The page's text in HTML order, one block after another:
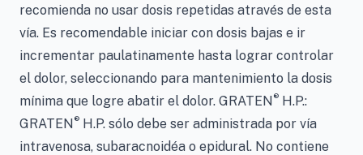
recomienda no usar dosis repetidas através de esta
vía. Es recomendable iniciar con dosis bajas e ir
incrementar paulatinamente hasta lograr controlar
el dolor, seleccionando para mantenimiento la dosis
mínima que logre abatir el dolor. GRATEN® H.P.:
GRATEN® H.P. sólo debe ser administrada por vía
intravenosa, subaracnoidéa o epidural. No contiene